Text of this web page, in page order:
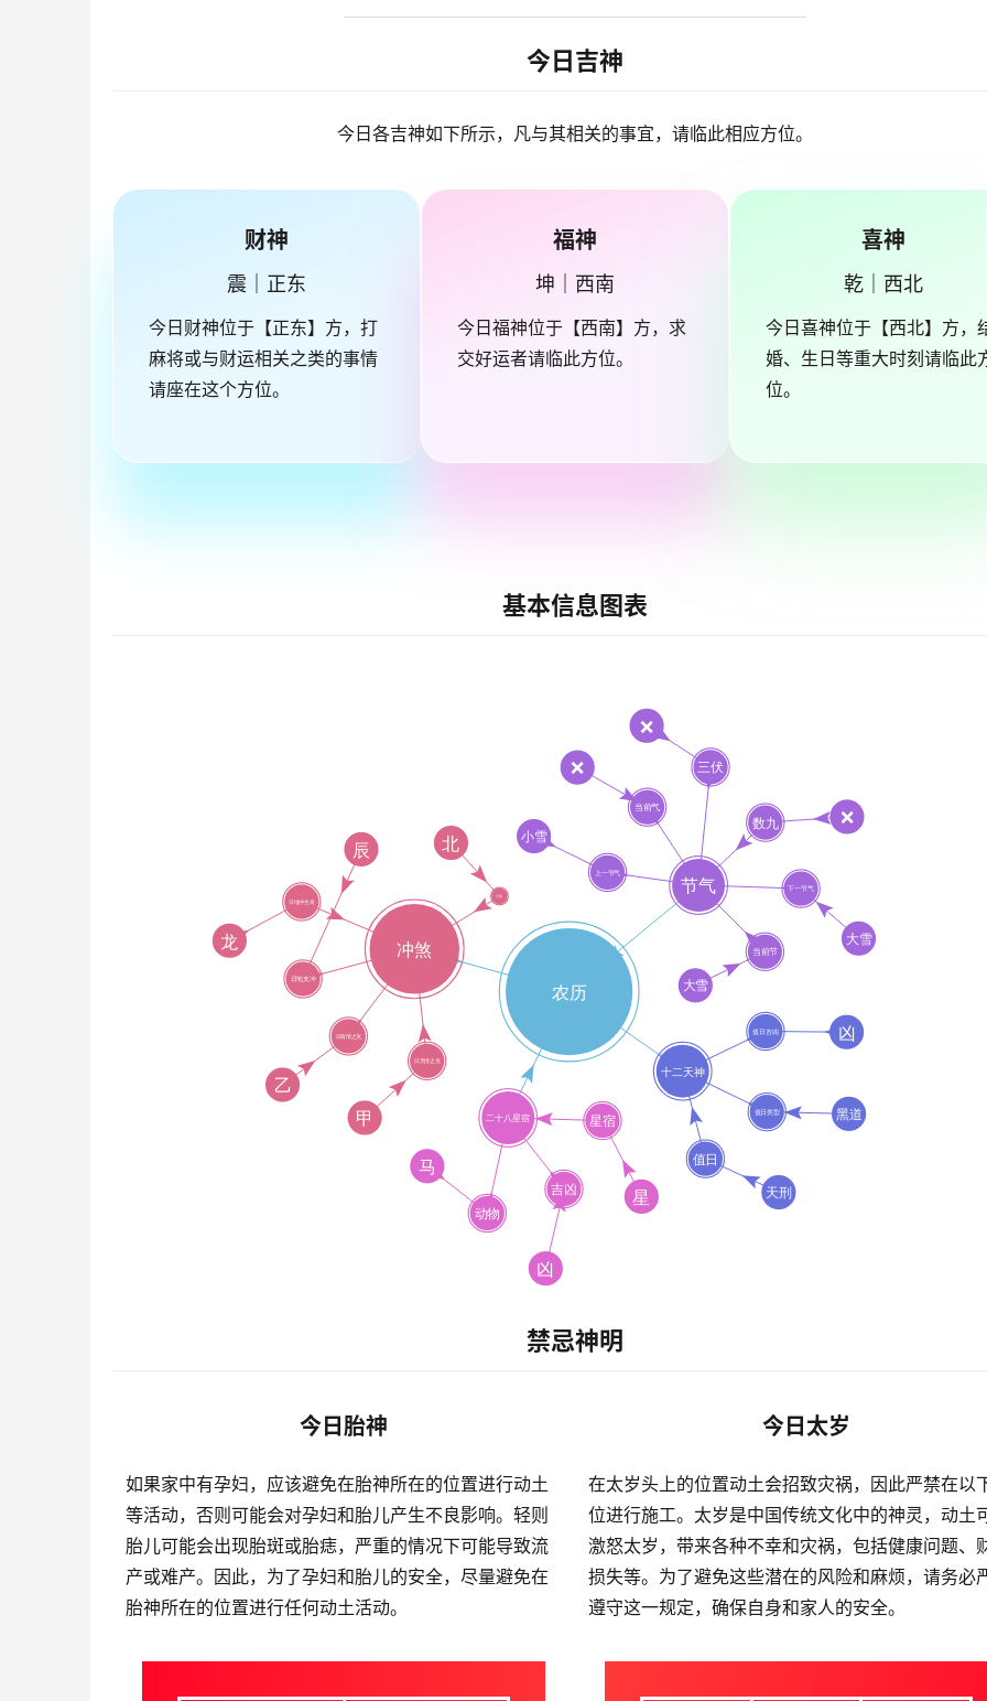
今日吉神
今日各吉神如下所示，凡与其相关的事宜，请临此相应方位。
财神
震｜正东
今日财神位于【正东】方，打
麻将或与财运相关之类的事情
请座在这个方位。
福神
坤｜西南
今日福神位于【西南】方，求
交好运者请临此方位。
喜神
乾｜西北
今日喜神位于【西北】方，
婚、生日等重大时刻请临此
位。
基本信息图表
禁忌神明
今日胎神
如果家中有孕妇，应该避免在胎神所在的位置进行动土
等活动，否则可能会对孕妇和胎儿产生不良影响。轻则
胎儿可能会出现胎斑或胎痣，严重的情况下可能导致流
产或难产。因此，为了孕妇和胎儿的安全，尽量避免在
胎神所在的位置进行任何动土活动。
今日太岁
在太岁头上的位置动土会招致灾祸，因此严禁在以
位进行施工。太岁是中国传统文化中的神灵，动土
激怒太岁，带来各种不幸和灾祸，包括健康问题、
损失等。为了避免这些潜在的风险和麻烦，请务必
遵守这一规定，确保自身和家人的安全。